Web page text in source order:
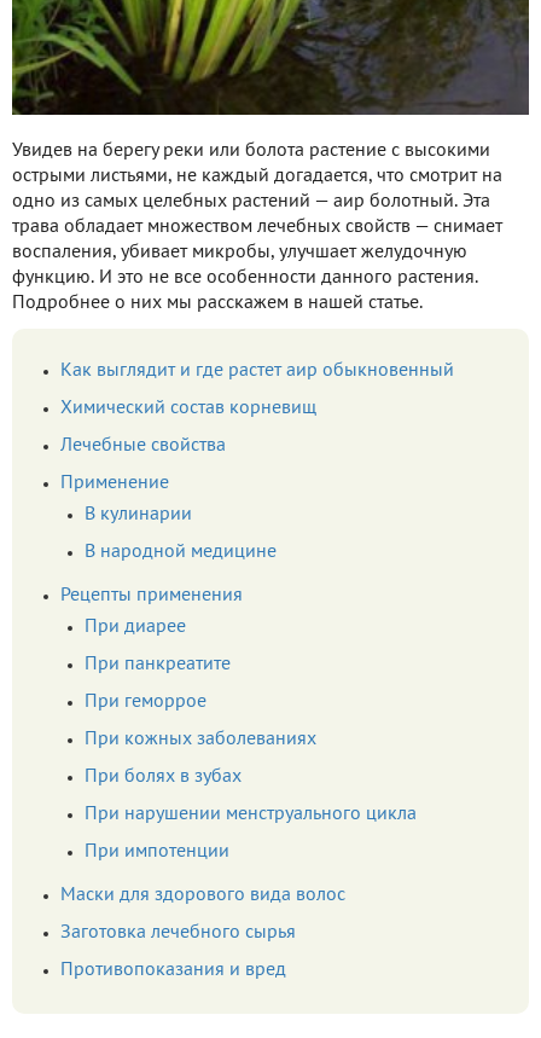
Увидев на берегу реки или болота растение с высокими
острыми листьями, не каждый догадается, что смотрит на
одно из самых целебных растений — аир болотный. Эта
трава обладает множеством лечебных свойств — снимает
воспаления, убивает микробы, улучшает желудочную
функцию. И это не все особенности данного растения.
Подробнее о них мы расскажем в нашей статье.
Как выглядит и где растет аир обыкновенный
Химический состав корневищ
Лечебные свойства
Применение
В кулинарии
В народной медицине
Рецепты применения
При диарее
При панкреатите
При геморрое
При кожных заболеваниях
При болях в зубах
При нарушении менструального цикла
При импотенции
Маски для здорового вида волос
Заготовка лечебного сырья
Противопоказания и вред